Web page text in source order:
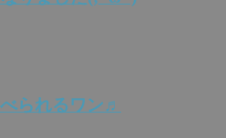
られるワン♬